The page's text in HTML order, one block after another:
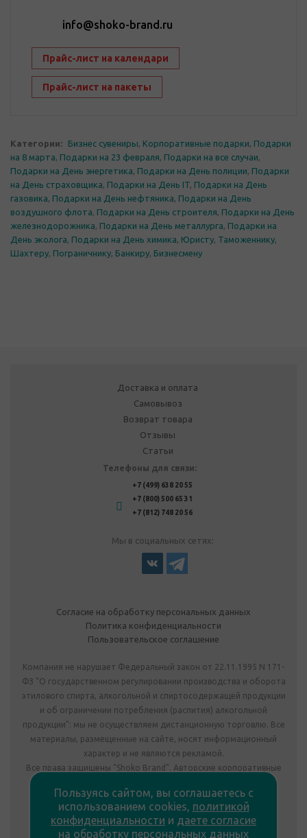
info@shoko-brand.ru
Прайс-лист на календари
Прайс-лист на пакеты
Категории: Бизнес сувениры, Корпоративные подарки, Подарки
на 8 марта, Подарки на 23 февраля, Подарки на все случаи,
Подарки на День энергетика, Подарки на День полиции, Подарки
на День страховщика, Подарки на День IT, Подарки на День
газовика, Подарки на День нефтяника, Подарки на День
воздушного флота, Подарки на День строителя, Подарки на День
железнодорожника, Подарки на День металлурга, Подарки на
День эколога, Подарки на День химика, Юристу, Таможеннику,
Шахтеру, Пограничнику, Банкиру, Бизнесмену
Доставка и оплата
Самовывоз
Возврат товара
Отзывы
Статьи
Телефоны для связи:
+7 (499) 638 20 55
+7 (800) 500 65 31
+7 (812) 748 20 56
Мы в социальных сетях:
Согласие на обработку персональных данных
Политика конфиденциальности
Пользовательское соглашение
Компания не нарушает Федеральный закон от 22.11.1995 N 171-
ФЗ "О государственном регулировании производства и оборота
этилового спирта, алкогольной и спиртосодержащей продукции
и об ограничении потребления (распития) алкогольной
продукции": мы не осуществляем дистанционную торговлю. Все
материалы, размещенные на сайте, носят информационный
характер и не являются рекламой.
Все права защищены "Shoko Brand". Авторские корпоративные
Комплектация подарка может отличаться от изображения.
Информация на сайте не является публичной офертой.
Сведения о продавце:
Пользуясь сайтом, вы соглашаетесь с
использованием cookies, политикой
конфиденциальности и даете согласие
на обработку персональных данных